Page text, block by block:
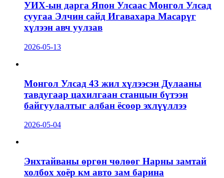
УИХ-ын дарга Япон Улсаас Монгол Улсад
суугаа Элчин сайд Игавахара Масарүг
хүлээн авч уулзав
2026-05-13
Монгол Улсад 43 жил хүлээсэн Дулааны
тавдугаар цахилгаан станцын бүтээн
байгуулалтыг албан ёсоор эхлүүллээ
2026-05-04
Энхтайваны өргөн чөлөөг Нарны замтай
холбох хоёр км авто зам барина